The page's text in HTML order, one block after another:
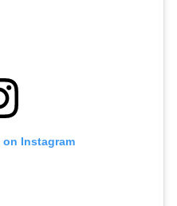
Instagram